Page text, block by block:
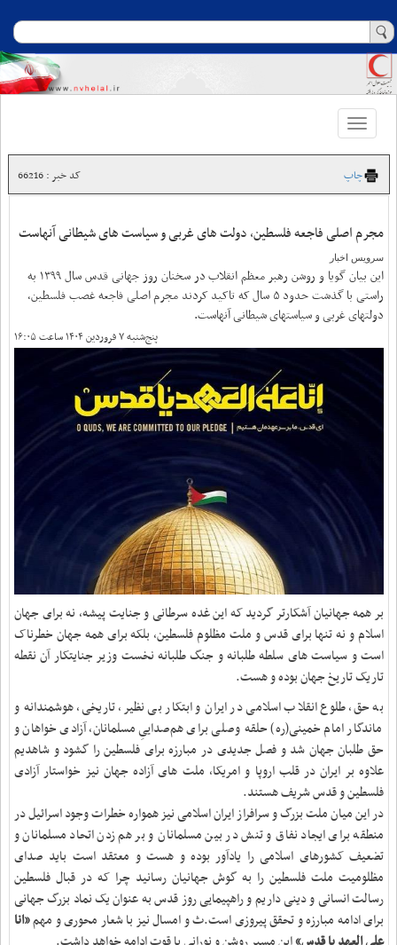
Toggle
navigation
چاپ کد خبر : 66216
مجرم اصلی فاجعه فلسطین، دولت های غربی و سیاست های شیطانی آنهاست
سرویس اخبار
این بیان گویا و روشن رهبر معظم انقلاب در سخنان روز جهانی قدس سال ١٣٩٩ به
راستی با گذشت حدود ۵ سال که تاکید کردند مجرم اصلی فاجعه غصب فلسطین،
دولتهای غربی و سیاستهای شیطانی آنهاست.
پنج‌شنبه ۷ فروردین ۱۴۰۴ ساعت ۱۶:۰۵
بر همه جهانیان آشکارتر گردید که این غده سرطانی و جنایت پیشه، نه برای جهان
اسلام و نه تنها برای قدس و ملت مظلوم فلسطین، بلکه برای همه جهان خطرناک
است و سیاست های سلطه طلبانه و جنگ طلبانه نخست وزیر جنایتکار آن نقطه
تاریک تاریخ جهان بوده و هست.
به حق، طلوع انقلاب اسلامی در ایران و ابتکار بی نظیر، تاریخی، هوشمندانه‌ و
ماندگار امام خمینی(ره) حلقه‌ وصلی برای هم‌صداییِ مسلمانان، آزادی خواهان و
حق طلبان جهان شد و فصل جدیدی در مبارزه برای فلسطین را گشود و شاهدیم
علاوه بر ایران در قلب اروپا و امریکا، ملت های آزاده جهان نیز خواستار آزادی
فلسطین و قدس شریف هستند.
در این میان ملت بزرگ و سرافراز ایران اسلامی نیز همواره خطرات وجود اسرائیل در
منطقه برای ایجاد نفاق و تنش در بین مسلمانان و بر هم زدن اتحاد مسلمانان و
تضعیف کشورهای اسلامی را یادآور بوده و هست و معتقد است باید صدای
مظلومیت ملت فلسطین را به گوش جهانیان رسانید چرا که در قبال فلسطین
رسالت انسانی و دینی داریم و راهپیمایی روز قدس به عنوان یک نماد بزرگ جهانی
برای ادامه مبارزه و تحقق پیروزی است.ث و امسال نیز با شعار محوری و مهم«انا